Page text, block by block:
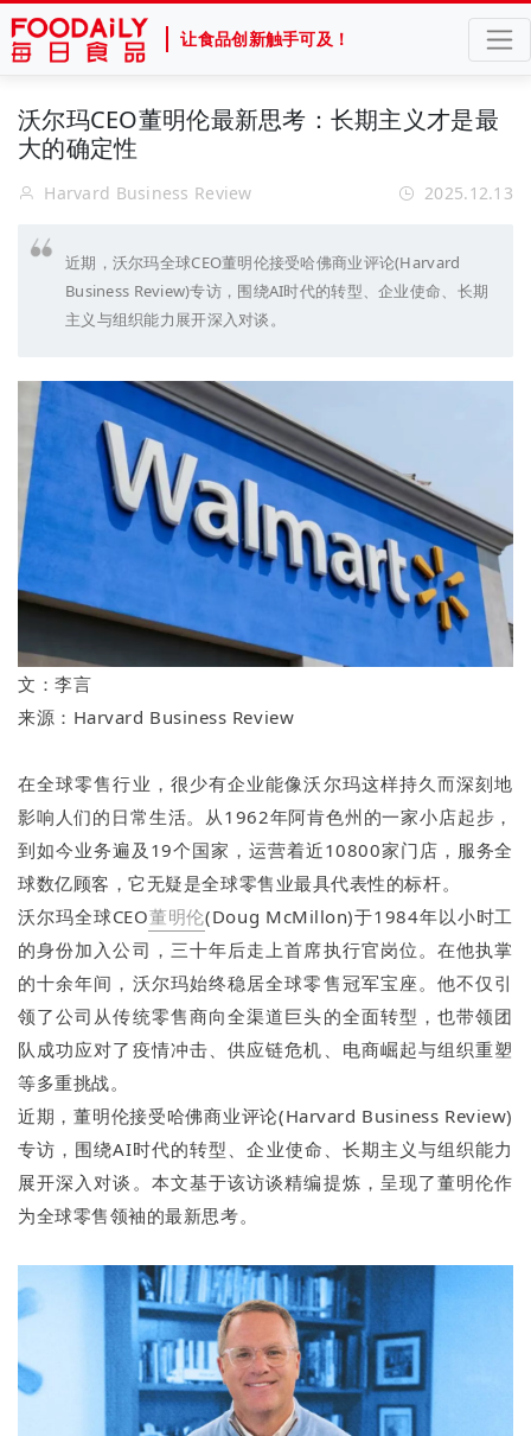
让食品创新触手可及！
沃尔玛CEO董明伦最新思考：长期主义才是最
大的确定性
Harvard Business Review 2025.12.13
近期，沃尔玛全球CEO董明伦接受哈佛商业评论(Harvard
Business Review)专访，围绕AI时代的转型、企业使命、长期
主义与组织能力展开深入对谈。
文：李言
来源：Harvard Business Review
在全球零售行业，很少有企业能像沃尔玛这样持久而深刻地
影响人们的日常生活。从1962年阿肯色州的一家小店起步，
到如今业务遍及19个国家，运营着近10800家门店，服务全
球数亿顾客，它无疑是全球零售业最具代表性的标杆。
沃尔玛全球CEO董明伦(Doug McMillon)于1984年以小时工
的身份加入公司，三十年后走上首席执行官岗位。在他执掌
的十余年间，沃尔玛始终稳居全球零售冠军宝座。他不仅引
领了公司从传统零售商向全渠道巨头的全面转型，也带领团
队成功应对了疫情冲击、供应链危机、电商崛起与组织重塑
等多重挑战。
近期，董明伦接受哈佛商业评论(Harvard Business Review)
专访，围绕AI时代的转型、企业使命、长期主义与组织能力
展开深入对谈。本文基于该访谈精编提炼，呈现了董明伦作
为全球零售领袖的最新思考。